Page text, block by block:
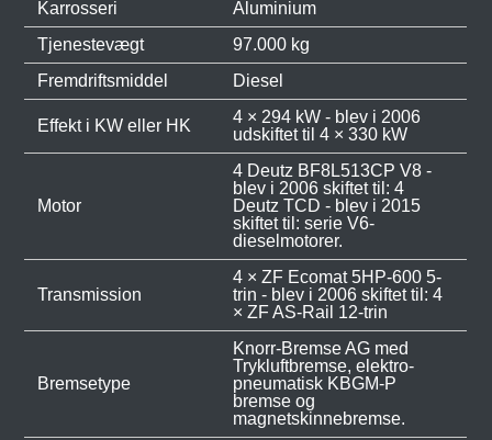
Karrosseri
Aluminium
Tjenestevægt
97.000 kg
Fremdriftsmiddel
Diesel
Effekt i KW eller HK
4 × 294 kW - blev i 2006
udskiftet til 4 × 330 kW
Motor
4 Deutz BF8L513CP V8 -
blev i 2006 skiftet til: 4
Deutz TCD - blev i 2015
skiftet til: serie V6-
dieselmotorer.
Transmission
4 × ZF Ecomat 5HP-600 5-
trin - blev i 2006 skiftet til: 4
× ZF AS-Rail 12-trin
Bremsetype
Knorr-Bremse AG med
Trykluftbremse, elektro-
pneumatisk KBGM-P
bremse og
magnetskinnebremse.